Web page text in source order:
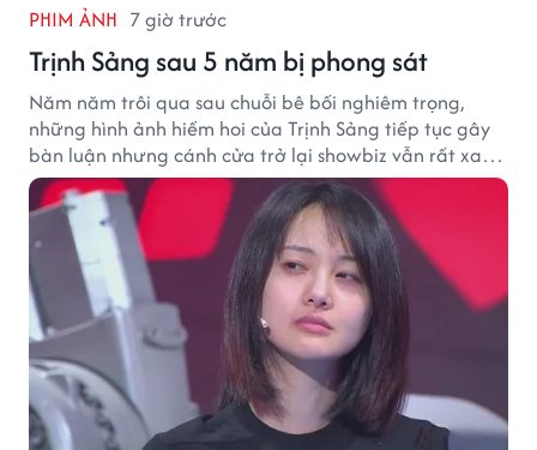
PHIM ẢNH 7 giờ trước
Trịnh Sảng sau 5 năm bị phong sát
Năm năm trôi qua sau chuỗi bê bối nghiêm trọng,
những hình ảnh hiếm hoi của Trịnh Sảng tiếp tục gây
bàn luận nhưng cánh cửa trở lại showbiz vẫn rất xa
vời.